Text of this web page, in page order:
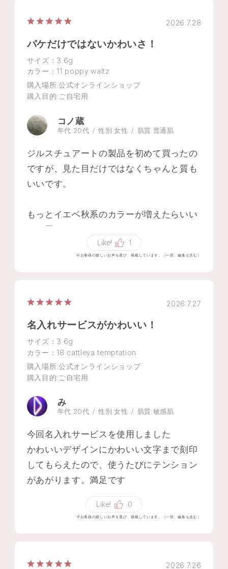
2026.7.28
パケだけではないかわいさ！
サイズ：3.6g
カラー：11 poppy waltz
購入場所:公式オンラインショップ
購入目的:ご自宅用
コノ蔵
年代:20代 性別:女性 肌質:普通肌
ジルスチュアートの製品を初めて買ったの
ですが、見た目だけではなくちゃんと質も
いいです。
もっとイエベ秋系のカラーが増えたらいい
なと思います。
Like! 1
※お客様の嬉しいお声を選び、掲載しています。（一部、編集も含む）
2026.7.27
名入れサービスがかわいい！
サイズ：3.6g
カラー：18 cattleya temptation
購入場所:公式オンラインショップ
購入目的:ご自宅用
み
年代:20代 性別:女性 肌質:敏感肌
今回名入れサービスを使用しました
かわいいデザインにかわいい文字まで刻印
してもらえたので、使うたびにテンション
があがります。満足です
Like! 0
※お客様の嬉しいお声を選び、掲載しています。（一部、編集も含む）
2026.7.26